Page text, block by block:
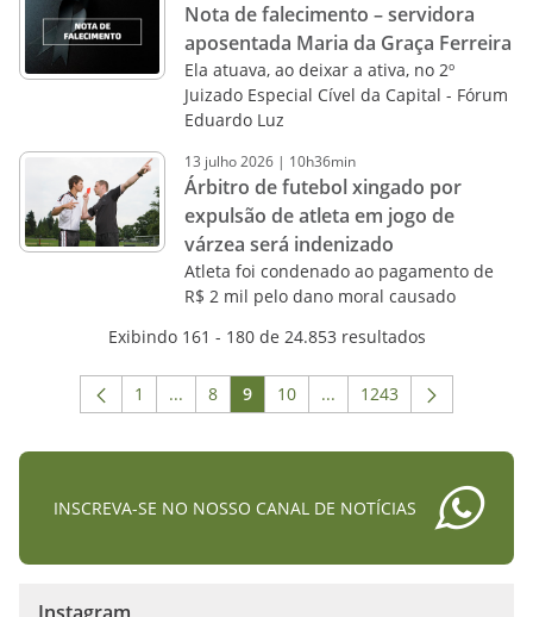
Nota de falecimento – servidora
aposentada Maria da Graça Ferreira
Ela atuava, ao deixar a ativa, no 2º
Juizado Especial Cível da Capital - Fórum
Eduardo Luz
13 julho2026 | 10h36min
Árbitro de futebol xingado por
expulsão de atleta em jogo de
várzea será indenizado
Atleta foi condenado ao pagamento de
R$ 2 mil pelo dano moral causado
Exibindo 161 - 180 de 24.853 resultados
Página
1 ...Páginas intermediárias Usar ABA para
Página
8 Página
9 Página
10 ...Páginas intermediárias
Página
1243
INSCREVA-SE NO NOSSO CANAL DE NOTÍCIAS